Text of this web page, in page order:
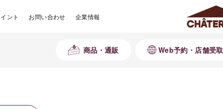
ント お問い合わせ 企業情報
商品・通販 Web予約・店舗受取